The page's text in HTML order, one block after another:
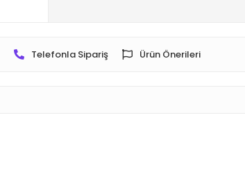
Telefonla Sipariş Ürün Önerileri